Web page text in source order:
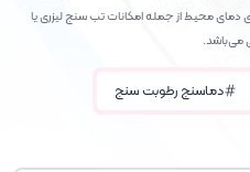
محیط از جمله امکانات تب سنج لیزری یا
می‌باشد.
دماسنج رطوبت سنج